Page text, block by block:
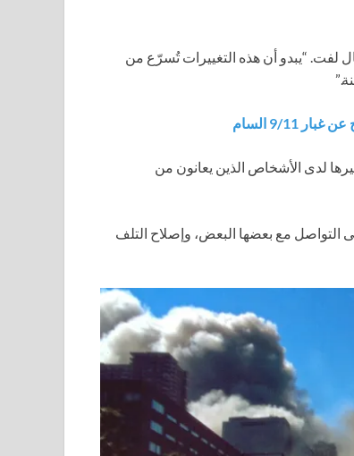
لفت. “يبدو أن هذه التغييرات تُسرّع من
السام
لدى الأشخاص الذين يعانون من
التواصل مع بعضها البعض، وإصلاح التلف